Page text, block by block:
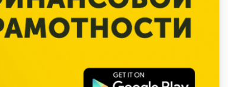
услуги
Фотогалерея
Поиск по сайту